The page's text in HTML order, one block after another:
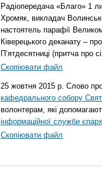
Радіопередача «Благо» 1
Хромяк, викладач
настоятель парафії
Ківерецького деканату –
П’ятдесятниці (притча про
Скопіювати файл
25 жовтня 2015 р. Слово
кафедрального собору
волонтерам, які
інформаційної служби
Скопіювати файл